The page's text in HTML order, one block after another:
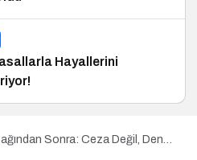
Hayallerini
Sonra: Ceza Değil, Denge